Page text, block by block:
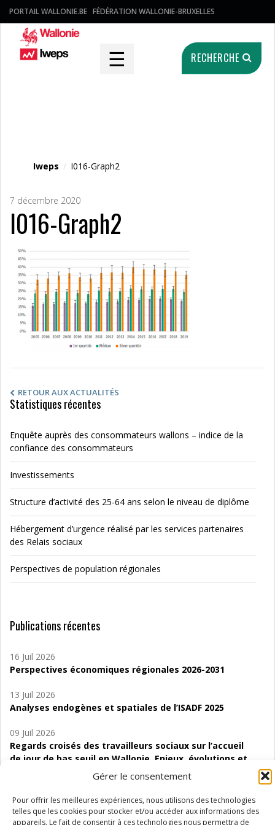
Gérer le consentement
Pour offrir les meilleures expériences, nous utilisons des technologies
telles que les cookies pour stocker et/ou accéder aux informations des
appareils. Le fait de consentir à ces technologies nous permettra de
PORTAIL WALLONIE.BE FÉDÉRATION WALLONIE-BRUXELLES
☰ RECHERCHE
Iweps / I016-Graph2
7 décembre 2020
I016-Graph2
RETOUR AUX ACTUALITÉS
Statistiques récentes
Enquête auprès des consommateurs wallons – indice de la
confiance des consommateurs
Investissements
Structure d’activité des 25-64 ans selon le niveau de diplôme
Hébergement d’urgence réalisé par les services partenaires
des Relais sociaux
Perspectives de population régionales
Publications récentes
16 Juil 2026
Perspectives économiques régionales 2026-2031
13 Juil 2026
Analyses endogènes et spatiales de l’ISADF 2025
09 Juil 2026
Regards croisés des travailleurs sociaux sur l’accueil
de jour de bas seuil en Wallonie. Enjeux, évolutions et
06 Juil 2026
Étude d’évaluabilité des Structures
d’accompagnement à l’autocréation d’emploi (SAACE)